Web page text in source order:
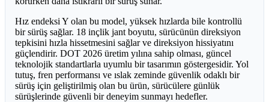
Hız endeksi Y olan bu model, yüksek hızlarda bile kontrollü
bir sürüş sağlar. 18 inçlik jant boyutu, sürücünün direksiyon
tepkisini hızla hissetmesini sağlar ve direksiyon hissiyatını
güçlendirir. DOT 2026 üretim yılına sahip olması, güncel
teknolojik standartlarla uyumlu bir tasarımın göstergesidir. Yol
tutuş, fren performansı ve ıslak zeminde güvenlik odaklı bir
sürüş için geliştirilmiş olan bu ürün, sürücülere günlük
sürüşlerinde güvenli bir deneyim sunmayı hedefler.